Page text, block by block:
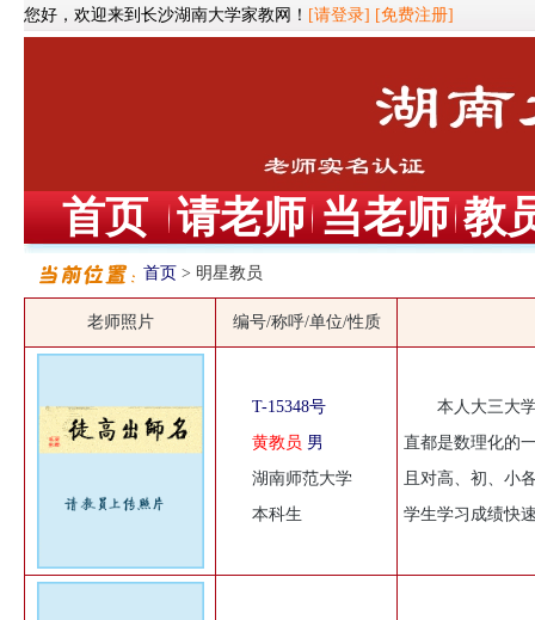
您好，欢迎来到长沙湖南大学家教网！ [请登录] [免费注册]
首页 请老师 当老师 教
首页 > 明星教员
老师照片 编号/称呼/单位/性质
T-15348号
黄教员 男
湖南师范大学
本科生
本人大三大
直都是数理化的
且对高、初、小
学生学习成绩快